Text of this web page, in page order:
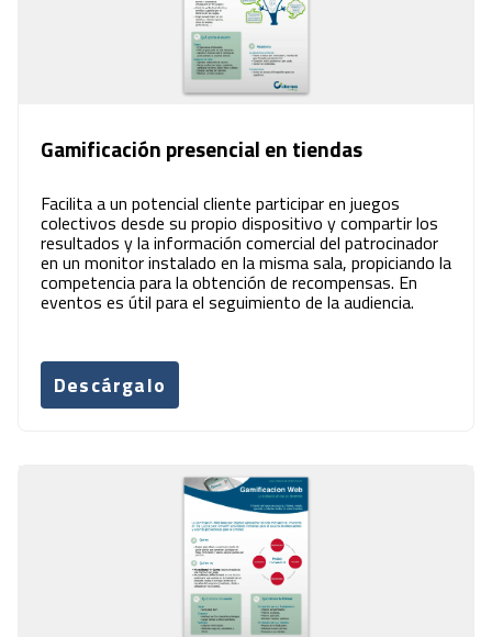
Gamificación presencial en tiendas
Facilita a un potencial cliente participar en juegos
colectivos desde su propio dispositivo y compartir los
resultados y la información comercial del patrocinador
en un monitor instalado en la misma sala, propiciando la
competencia para la obtención de recompensas. En
eventos es útil para el seguimiento de la audiencia.
Descárgalo